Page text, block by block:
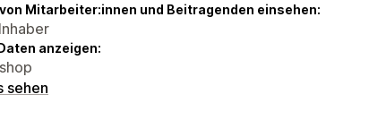
Mitarbeiter:innen und Beitragenden einsehen:
anzeigen:
sehen